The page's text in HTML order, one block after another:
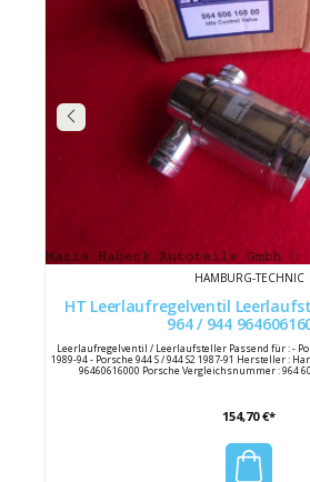
HAMBURG-TECHNIC
HT Leerlaufregelventil Leerlaufsteller für
964 / 944
Leerlaufregelventil / Leerlaufsteller Passend für : -
1989-94 - Porsche 944 S / 944 S2 1987-91 Hersteller :
96460616000 Porsche Vergleichsnummer : 964
154,70 €*